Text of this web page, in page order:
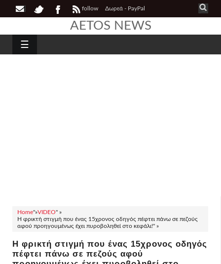
follow Δωρεά - PayPal
AETOS NEWS
☰
Home"»VIDEO" »
Η φρικτή στιγμή που ένας 15χρονος οδηγός πέφτει πάνω σε πεζούς
αφού προηγουμένως έχει πυροβοληθεί στο κεφάλι!" »
Η φρικτή στιγμή που ένας 15χρονος οδηγός
πέφτει πάνω σε πεζούς αφού